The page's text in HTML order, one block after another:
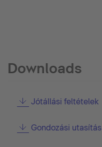
Downloads
Jótállási feltételek
Gondozási utasítás